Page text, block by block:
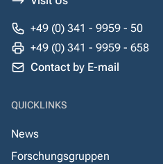
+49 (0) 341 - 9959 - 50
+49 (0) 341 - 9959 - 658
Contact by E-mail
QUICKLINKS
News
Forschungsgruppen